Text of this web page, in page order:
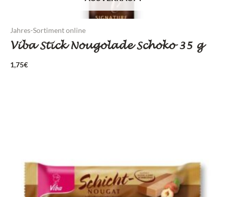
Jahres-Sortiment online
Viba Stick Nougolade Schoko 35 g
1,75€